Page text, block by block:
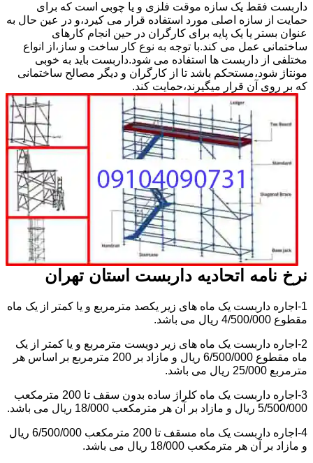
داربست فقط یک سازه موقت فلزی و یا چوبی است که برای
حمایت از سازه اصلی مورد استفاده قرار می کیرد،و در عین حال به
عنوان بستر یا یک پایه برای کارگران در حین انجام کارهای
ساختمانی عمل می کند.با توجه به نوع کار ساخت و ساز،از انواع
مختلفی از داربست ها استفاده می شود.داربست باید به خوبی
مونتاژ شود،مستحکم باشد تا از کارگران و دیگر مصالح ساختمانی
که بر روی آن قرار میگیرند،حمایت کند.
نرخ نامه اتحادیه داربست استان تهران
1-اجاره داربست یک ماه های زیر یکصد مترمربع و یا کمتر از یک ماه
مقطوع 4/500/000 ریال می باشد.
2-اجاره داربست یک ماه های زیر دویست مترمربع و یا کمتر از یک
ماه مقطوع 6/500/000 ریال و مازاد بر 200 مترمربع بر اساس هر
مترمربع 25/000 ریال می باشد.
3-اجاره داربست یک ماه کلراژ ساده بدون سقف تا 200 مترمکعب
5/500/000 ریال و مازاد بر آن هر مترمکعب 18/000 ریال می باشد.
4-اجاره داربست یک ماه مسقف تا 200 مترمکعب 6/500/000 ریال
و مازاد بر آن هر مترمکعب 18/000 ریال می باشد.